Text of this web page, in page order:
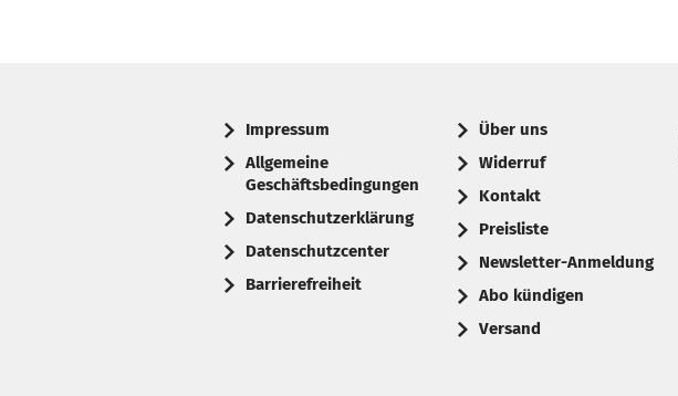
Impressum
Allgemeine
Geschäftsbedingungen
Datenschutzerklärung
Datenschutzcenter
Barrierefreiheit
Über uns
Widerruf
Kontakt
Preisliste
Newsletter-Anmeldung
Abo kündigen
Versand